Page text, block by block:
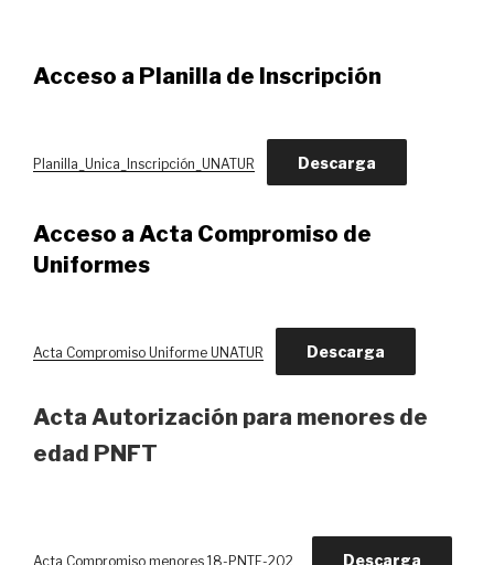
Acceso a Planilla de Inscripción
Planilla_Unica_Inscripción_UNATUR Descarga
Acceso a Acta Compromiso de
Uniformes
Acta Compromiso Uniforme UNATUR Descarga
Acta Autorización para menores de
edad PNFT
Acta Compromiso menores 18-PNTF-202_ Descarga